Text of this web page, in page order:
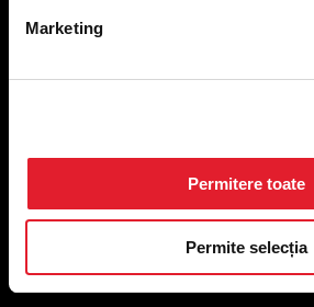
Marketing
Permitere toate
Permite selecția
Restaurante
CAMERA 5, Etaj 2
Autorizații și avize